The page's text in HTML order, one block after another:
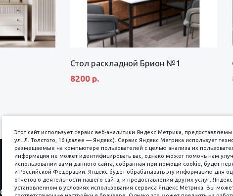
Стол раскладной Брион №1
8200 р.
Оплата
Принимаем к оплате
Этот сайт использует сервис веб-аналитики Яндекс Метрика,
ул. Л. Толстого, 16 (далее — Яндекс). Сервис Яндекс Метрика использует
размещаемые на компьютере пользователей с целью анализа их
информация не может идентифицировать вас, однако может помочь нам
использовании вами данного сайта, собранная при помощи cookie, будет
и Российской Федерации. Яндекс будет обрабатывать эту информацию для
отчетов о деятельности нашего сайта, и предоставления других услуг.
установленном в условиях использования сервиса Яндекс Метрика. Вы